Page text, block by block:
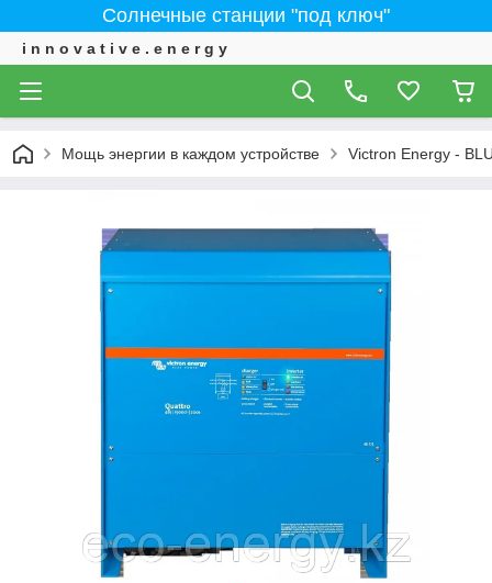
Солнечные станции "под ключ"
i n n o v a t i v e . e n e r g y
Мощь энергии в каждом устройстве Victron Energy -